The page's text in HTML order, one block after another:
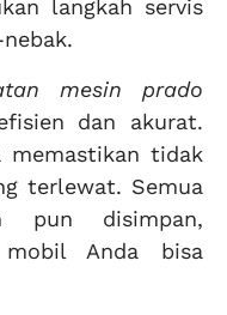
langkah servis
mesin prado
dan akurat.
memastikan tidak
terlewat. Semua
pun disimpan,
Anda bisa